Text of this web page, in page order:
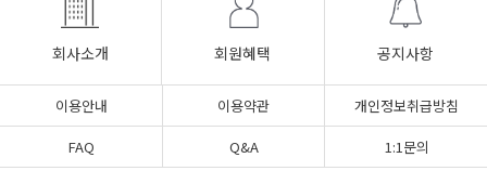
회사소개 회원혜택 공지사항
이용안내 이용약관
개인정보취급방침
FAQ
Q&A 1:1문의